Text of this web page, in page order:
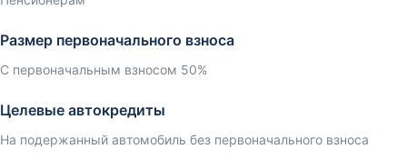
Размер первоначального взноса
С первоначальным взносом 50%
Целевые автокредиты
На подержанный автомобиль без первоначального взноса